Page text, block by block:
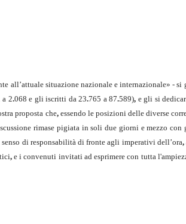
all’attuale situazione nazionale e internazionale» -
a 2.068 e gli iscritti da 23.765 a 87.589), e gli si
proposta che,essendo le posizioni delle diverse
rimase pigiata in soli due giorni e mezzo
senso di responsabilità di fronte agli imperativi dell’ora,
,e i convenuti invitati ad esprimere con tutta